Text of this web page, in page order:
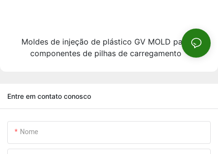
Moldes de injeção de plástico GV MOLD para
componentes de pilhas de carregamento
Entre em contato conosco
Nome